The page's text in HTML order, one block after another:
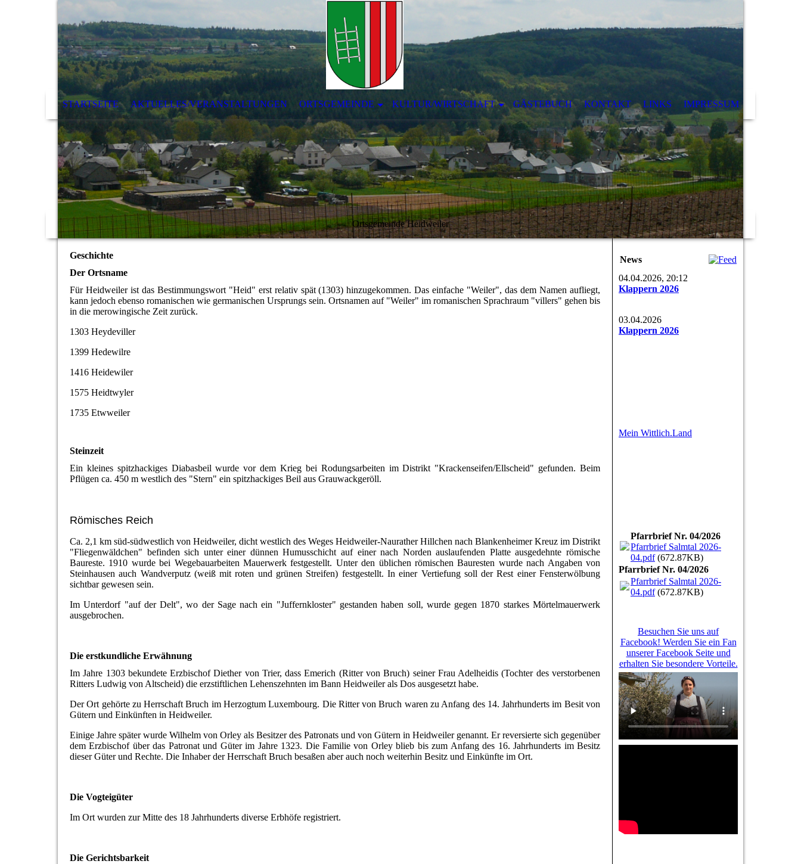
STARTSEITE AKTUELLES/VERANSTALTUNGEN ORTSGEMEINDE KULTUR/WIRTSCHAFT GÄSTEBUCH KONTAKT LINKS IMPRESSUM
Ortsgemeinde Heidweiler
Geschichte
Der Ortsname
Für Heidweiler ist das Bestimmungswort "Heid" erst relativ spät (1303) hinzugekommen. Das einfache "Weiler", das dem Namen aufliegt,
kann jedoch ebenso romanischen wie germanischen Ursprungs sein. Ortsnamen auf "Weiler" im romanischen Sprachraum "villers" gehen bis
in die merowingische Zeit zurück.
1303 Heydeviller
1399 Hedewilre
1416 Heidewiler
1575 Heidtwyler
1735 Etwweiler
Steinzeit
Ein kleines spitzhackiges Diabasbeil wurde vor dem Krieg bei Rodungsarbeiten im Distrikt "Krackenseifen/Ellscheid" gefunden. Beim
Pflügen ca. 450 m westlich des "Stern" ein spitzhackiges Beil aus Grauwackgeröll.
Römisches Reich
Ca. 2,1 km süd-südwestlich von Heidweiler, dicht westlich des Weges Heidweiler-Naurather Hillchen nach Blankenheimer Kreuz im Distrikt
"Fliegenwäldchen" befinden sich unter einer dünnen Humusschicht auf einer nach Norden auslaufenden Platte ausgedehnte römische
Baureste. 1910 wurde bei Wegebauarbeiten Mauerwerk festgestellt. Unter den üblichen römischen Bauresten wurde nach Angaben von
Steinhausen auch Wandverputz (weiß mit roten und grünen Streifen) festgestellt. In einer Vertiefung soll der Rest einer Fensterwölbung
sichtbar gewesen sein.
Im Unterdorf "auf der Delt", wo der Sage nach ein "Juffernkloster" gestanden haben soll, wurde gegen 1870 starkes Mörtelmauerwerk
ausgebrochen.
Die erstkundliche Erwähnung
Im Jahre 1303 bekundete Erzbischof Diether von Trier, dass Emerich (Ritter von Bruch) seiner Frau Adelheidis (Tochter des verstorbenen
Ritters Ludwig von Altscheid) die erzstiftlichen Lehenszehnten im Bann Heidweiler als Dos ausgesetzt habe.
Der Ort gehörte zu Herrschaft Bruch im Herzogtum Luxembourg. Die Ritter von Bruch waren zu Anfang des 14. Jahrhunderts im Besit von
Gütern und Einkünften in Heidweiler.
Einige Jahre später wurde Wilhelm von Orley als Besitzer des Patronats und von Gütern in Heidweiler genannt. Er reversierte sich gegenüber
dem Erzbischof über das Patronat und Güter im Jahre 1323. Die Familie von Orley blieb bis zum Anfang des 16. Jahrhunderts im Besitz
dieser Güter und Rechte. Die Inhaber der Herrschaft Bruch besaßen aber auch noch weiterhin Besitz und Einkünfte im Ort.
Die Vogteigüter
Im Ort wurden zur Mitte des 18 Jahrhunderts diverse Erbhöfe registriert.
Die Gerichtsbarkeit
News
04.04.2026, 20:12
Klappern 2026
03.04.2026
Klappern 2026
Mein Wittlich.Land
Pfarrbrief Nr. 04/2026
Pfarrbrief Salmtal 2026-
04.pdf(672.87KB)
Pfarrbrief Nr. 04/2026
Pfarrbrief Salmtal 2026-
04.pdf(672.87KB)
Besuchen Sie uns auf
Facebook! Werden Sie ein Fan
unserer Facebook Seite und
erhalten Sie besondere Vorteile.